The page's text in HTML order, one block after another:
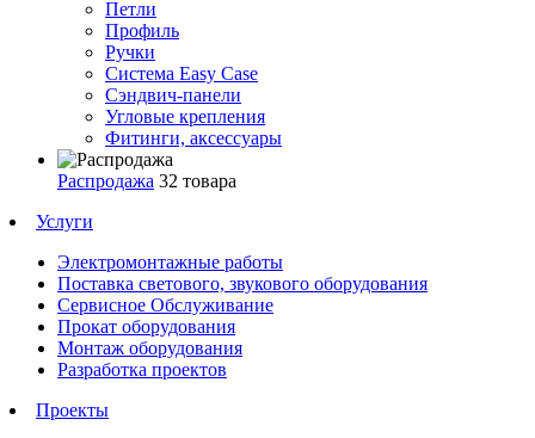
Петли
Профиль
Ручки
Система Easy Case
Сэндвич-панели
Угловые крепления
Фитинги, аксессуары
Распродажа 32 товара
Услуги
Электромонтажные работы
Поставка светового, звукового оборудования
Сервисное Обслуживание
Прокат оборудования
Монтаж оборудования
Разработка проектов
Проекты